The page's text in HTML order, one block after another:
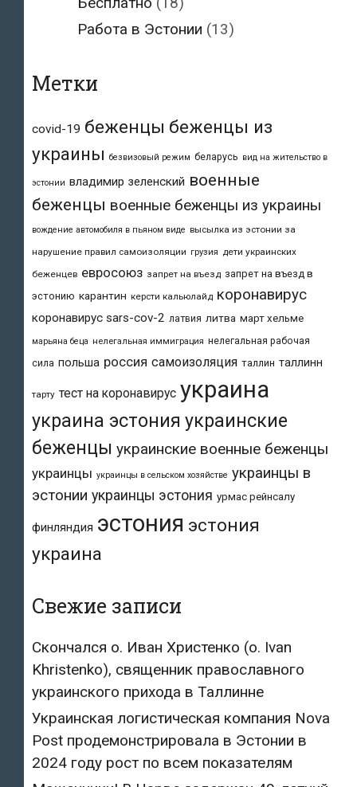
Работа в Эстонии (13)
Метки
covid-19 беженцы беженцы из
украины безвизовый режим беларусь вид на жительство в
эстонии владимир зеленский военные
беженцы военные беженцы из украины
вождение автомобиля в пьяном виде высылка из эстонии за
нарушение правил самоизоляции грузия дети украинских
беженцев евросоюз запрет на въезд запрет на въезд в
эстонию карантин керсти кальюлайд коронавирус
коронавирус sars-cov-2 латвия литва март хельме
марьяна беца нелегальная иммиграция нелегальная рабочая
сила польша россия самоизоляция таллин таллинн
тарту тест на коронавирус украина
украина эстония украинские
беженцы украинские военные беженцы
украинцы украинцы в сельском хозяйстве украинцы в
эстонии украинцы эстония урмас рейнсалу
финляндия эстония эстония
украина
Свежие записи
Скончался о. Иван Христенко (о. Ivan
Khristenko), священник православного
украинского прихода в Таллинне
Украинская логистическая компания Nova
Post продемонстрировала в Эстонии в
2024 году рост по всем показателям